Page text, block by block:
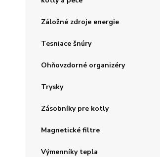
Záložné zdroje energie
Tesniace šnúry
Ohňovzdorné organizéry
Trysky
Zásobníky pre kotly
Magnetické filtre
Výmenníky tepla